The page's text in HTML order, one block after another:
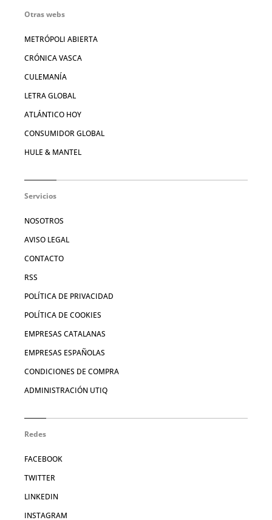
Otras webs
METRÓPOLI ABIERTA
CRÓNICA VASCA
CULEMANÍA
LETRA GLOBAL
ATLÁNTICO HOY
CONSUMIDOR GLOBAL
HULE & MANTEL
Servicios
NOSOTROS
AVISO LEGAL
CONTACTO
RSS
POLÍTICA DE PRIVACIDAD
POLÍTICA DE COOKIES
EMPRESAS CATALANAS
EMPRESAS ESPAÑOLAS
CONDICIONES DE COMPRA
ADMINISTRACIÓN UTIQ
Redes
FACEBOOK
TWITTER
LINKEDIN
INSTAGRAM